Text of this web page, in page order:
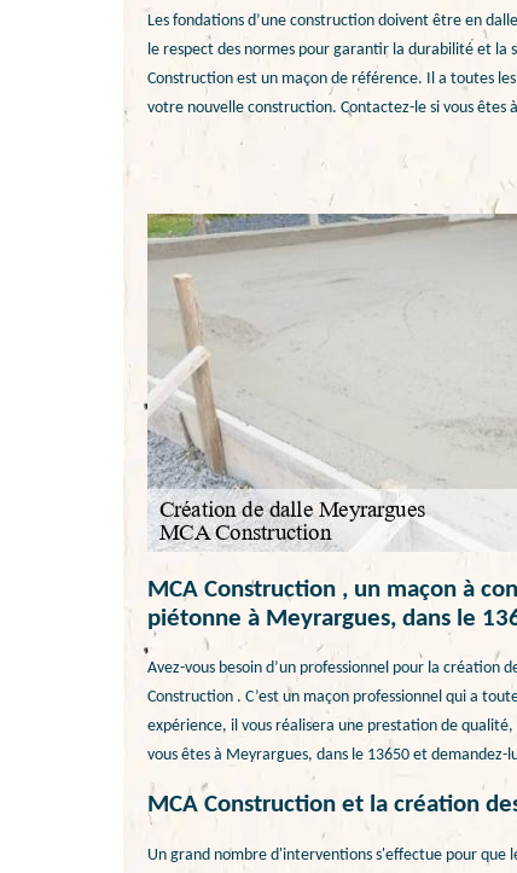
Les fondations d’une construction doivent être en
le respect des normes pour garantir la durabilité et la
Construction est un maçon de référence. Il a toutes
votre nouvelle construction. Contactez-le si vous êtes
MCA Construction , un maçon à
piétonne à Meyrargues, dans le
Avez-vous besoin d’un professionnel pour la création
Construction . C’est un maçon professionnel qui a
expérience, il vous réalisera une prestation de
vous êtes à Meyrargues, dans le 13650 et demandez-
MCA Construction et la création
Un grand nombre d'interventions s'effectue pour que